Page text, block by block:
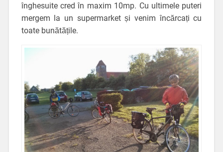
înghesuite cred în maxim 10mp. Cu ultimele puteri
mergem la un supermarket și venim încărcați cu
toate bunătățile.